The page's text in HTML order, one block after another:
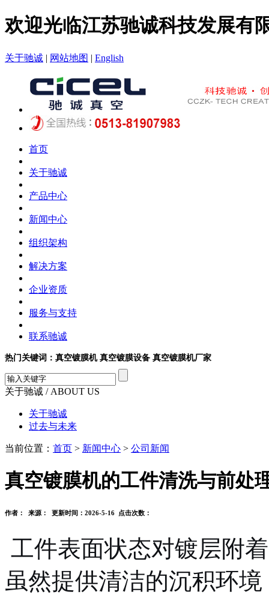
欢迎光临江苏驰诚科技发展有
关于驰诚 | 网站地图 | English
首页
关于驰诚
产品中心
新闻中心
组织架构
解决方案
企业资质
服务与支持
联系驰诚
热门关键词：真空镀膜机 真空镀膜设备 真空镀膜机厂家
关于驰诚 / ABOUT US
关于驰诚
过去与未来
当前位置： 首页 > 新闻中心 > 公司新闻
真空镀膜机的工件清洗与前处
作者： 来源： 更新时间：2026-5-16 点击次数：
工件表面状态对镀层附
虽然提供清洁的沉积环